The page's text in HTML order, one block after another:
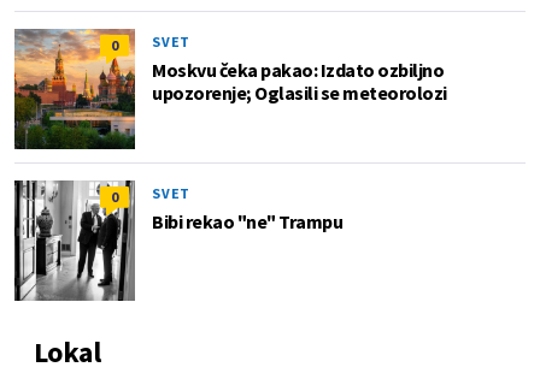
0 SVET
Moskvu čeka pakao: Izdato ozbiljno
upozorenje; Oglasili se meteorolozi
0 SVET
Bibi rekao "ne" Trampu
Lokal